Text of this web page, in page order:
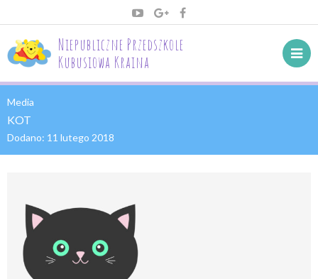
Niepubliczne Przedszkole
Kubusiowa Kraina
Media
KOT
Dodano: 11 lutego 2018